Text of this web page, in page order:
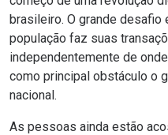
brasileiro. O grande desafio
população faz suas
independentemente de onde
como principal obstáculo o
nacional.
As pessoas ainda estão